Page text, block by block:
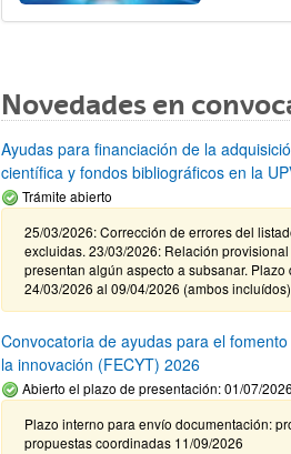
Novedades en
Ayudas para financiación de la
científica y fondos bibliográficos en la
Trámite abierto
25/03/2026: Corrección de errores del
excluidas. 23/03/2026: Relación
presentan algún aspecto a subsanar.
24/03/2026 al 09/04/2026 (ambos incluídos)
Convocatoria de ayudas para el
la innovación (FECYT) 2026
Abierto el plazo de presentación: 01/07/
Plazo interno para envío documentación:
propuestas coordinadas 11/09/2026